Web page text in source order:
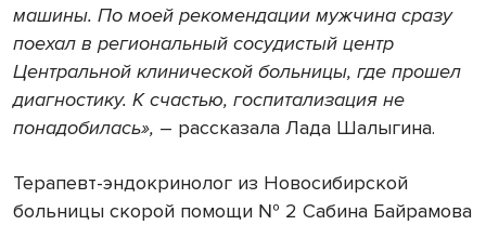
машины. По моей рекомендации мужчина сразу
поехал в региональный сосудистый центр
Центральной клинической больницы, где прошел
диагностику. К счастью, госпитализация не
понадобилась», ― рассказала Лада Шалыгина.
Терапевт-эндокринолог из Новосибирской
больницы скорой помощи № 2 Сабина Байрамова